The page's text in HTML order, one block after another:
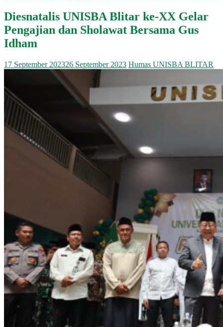
Diesnatalis UNISBA Blitar ke-XX Gelar
Pengajian dan Sholawat Bersama Gus
Idham
17 September 202326 September 2023 Humas UNISBA BLITAR